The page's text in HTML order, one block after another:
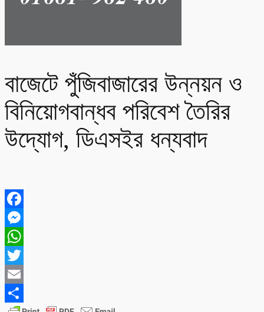
বাজেটে পুঁজিবাজারের উন্নয়ন ও
বিনিয়োগবান্ধব পরিবেশ তৈরির
উদ্যোগ, ডিএসইর ধন্যবাদ
Facebook
Messenger
WhatsApp
Twitter
Email